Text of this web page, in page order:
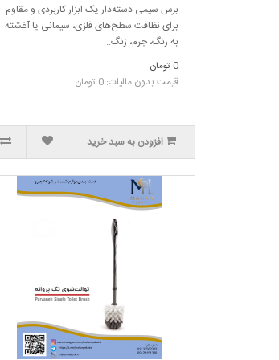
برس سیمی دسته‌دار یک ابزار کاربردی و مقاوم
برای نظافت سطح‌های فلزی، سیمانی یا آغشته
به رنگ، جرم، زنگ..
0 تومان
قیمت بدون مالیات: 0 تومان
افزودن به سبد خرید